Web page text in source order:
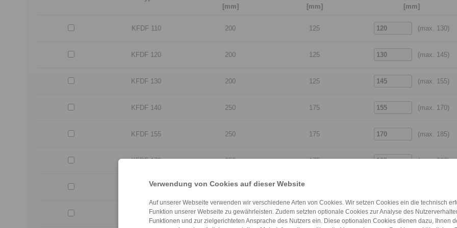
Verwendung von Cookies auf dieser Website
Auf unserer Webseite verwenden wir verschiedene Arten von Cookies. Wir setzen Cookies ein die technisch
Funktion unserer Webseite zu gewährleisten. Zudem setzten optionale Cookies zur Analyse des
Funktionen und zur zielgerichteten Ansprache des Nutzers ein. Diese optionalen Cookies dienen dazu, Ihnen
[mm]
[mm]
[mm]
KFDF 110 200 125 (max. 130)
KFDF 120 200 125 (max. 145)
KFDF 130 200 125 (max. 155)
KFDF 140 250 175 (max. 170)
KFDF 155 250 175 (max. 185)
KFDF 170 250 175 (max. 200)
KFDF 185 275
KFDF 200 315 240 (max. 240)